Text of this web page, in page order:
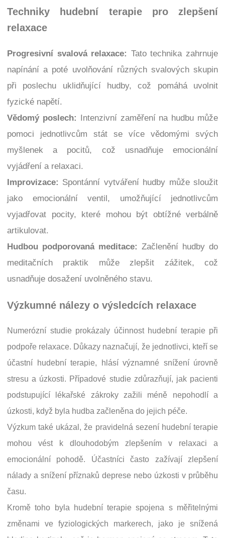
Techniky hudební terapie pro zlepšení
relaxace
Progresivní svalová relaxace: Tato technika zahrnuje
napínání a poté uvolňování různých svalových skupin
při poslechu uklidňující hudby, což pomáhá uvolnit
fyzické napětí.
Vědomý poslech: Intenzivní zaměření na hudbu může
pomoci jednotlivcům stát se více vědomými svých
myšlenek a pocitů, což usnadňuje emocionální
vyjádření a relaxaci.
Improvizace: Spontánní vytváření hudby může sloužit
jako emocionální ventil, umožňující jednotlivcům
vyjadřovat pocity, které mohou být obtížné verbálně
artikulovat.
Hudbou podporovaná meditace: Začlenění hudby do
meditačních praktik může zlepšit zážitek, což
usnadňuje dosažení uvolněného stavu.
Výzkumné nálezy o výsledcích relaxace
Numerózní studie prokázaly účinnost hudební terapie při
podpoře relaxace. Důkazy naznačují, že jednotlivci, kteří se
účastní hudební terapie, hlásí významné snížení úrovně
stresu a úzkosti. Případové studie zdůrazňují, jak pacienti
podstupující lékařské zákroky zažili méně nepohodlí a
úzkosti, když byla hudba začleněna do jejich péče.
Výzkum také ukázal, že pravidelná sezení hudební terapie
mohou vést k dlouhodobým zlepšením v relaxaci a
emocionální pohodě. Účastníci často zažívají zlepšení
nálady a snížení příznaků deprese nebo úzkosti v průběhu
času.
Kromě toho byla hudební terapie spojena s měřitelnými
změnami ve fyziologických markerech, jako je snížená